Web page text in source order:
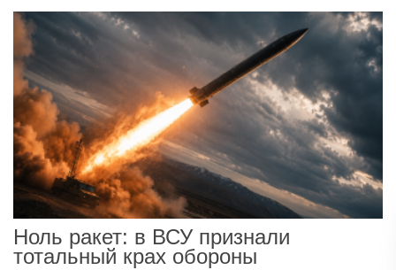
Ноль ракет: в ВСУ признали
тотальный крах обороны